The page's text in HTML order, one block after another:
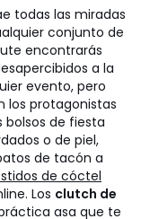
todas las miradas
conjunto de
encontrarás
a la
evento, pero
los protagonistas
bolsos de fiesta
o de piel,
de tacón a
de cóctel
Los clutch de
asa que te